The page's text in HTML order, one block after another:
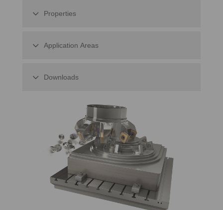
Properties
Application Areas
Downloads